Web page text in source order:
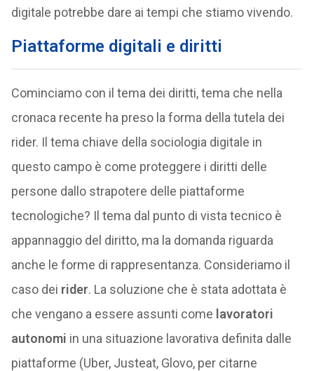
digitale potrebbe dare ai tempi che stiamo vivendo.
Piattaforme digitali e diritti
Cominciamo con il tema dei diritti, tema che nella
cronaca recente ha preso la forma della tutela dei
rider. Il tema chiave della sociologia digitale in
questo campo è come proteggere i diritti delle
persone dallo strapotere delle piattaforme
tecnologiche? Il tema dal punto di vista tecnico è
appannaggio del diritto, ma la domanda riguarda
anche le forme di rappresentanza. Consideriamo il
caso dei rider. La soluzione che è stata adottata è
che vengano a essere assunti come lavoratori
autonomi in una situazione lavorativa definita dalle
piattaforme (Uber, Justeat, Glovo, per citarne